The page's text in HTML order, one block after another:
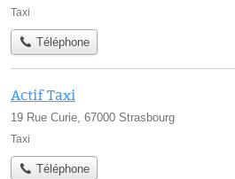
Taxi
Téléphone
Actif Taxi
19 Rue Curie, 67000 Strasbourg
Taxi
Téléphone